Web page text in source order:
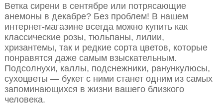
Ветка сирени в сентябре или потрясающие
анемоны в декабре? Без проблем! В нашем
интернет-магазине всегда можно купить как
классические розы, тюльпаны, лилии,
хризантемы, так и редкие сорта цветов, которые
понравятся даже самым взыскательным.
Подсолнухи, каллы, подснежники, ранункулюсы,
сухоцветы — букет с ними станет одним из самых
запоминающихся в жизни вашего близкого
человека.